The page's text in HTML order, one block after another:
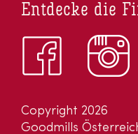
Copyright 2026
Goodmills
Entdecke die